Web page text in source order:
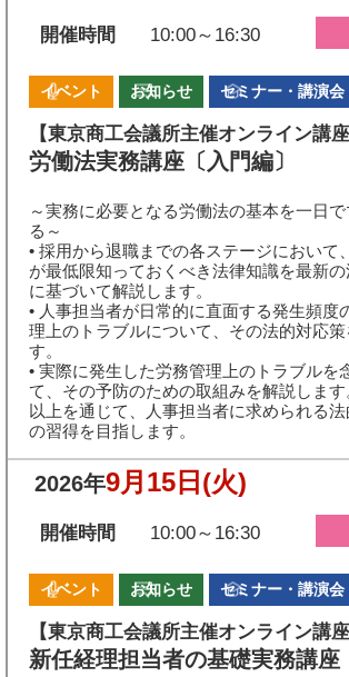
開催時間 10:00～16:30
イベント お知らせ セミナー・講演会
【東京商工会議所主催オンライン講座
労働法実務講座〔入門編〕
～実務に必要となる労働法の基本を一日
る～
• 採用から退職までの各ステージにおいて
が最低限知っておくべき法律知識を最新
に基づいて解説します。
• 人事担当者が日常的に直面する発生頻度
理上のトラブルについて、その法的対応策
す。
• 実際に発生した労務管理上のトラブルを
て、その予防のための取組みを解説します
以上を通じて、人事担当者に求められる
の習得を目指します。
2026年9月15日 (火)
開催時間 10:00～16:30
イベント お知らせ セミナー・講演会
【東京商工会議所主催オンライン講座
新任経理担当者の基礎実務講座